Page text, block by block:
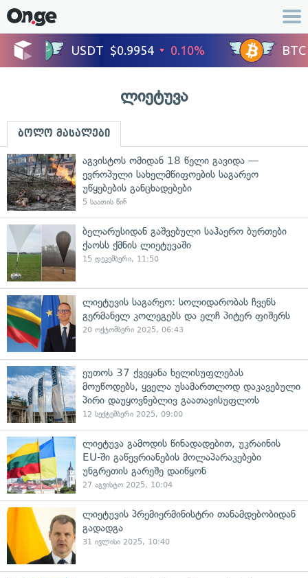
ლიეტუვა
ბოლო მასალები
აგვისტოს ომიდან 18 წელი გავიდა —
ევროპული სახელმწიფოების საგარეო
უწყებების განცხადებები
5 საათის წინ
ბელარუსიდან გაშვებული საჰაერო ბურთები
ქაოსს ქმნის ლიეტუვაში
15 დეკემბერი, 11:50
ლიეტუვის საგარეო: სოლიდარობას ჩვენს
გერმანელ კოლეგებს და ელჩ პიტერ ფიშერს
20 ოქტომბერი 2025, 06:43
ეუთოს 37 ქვეყანა ხელისუფლებას
მოუწოდებს, ყველა უსამართლოდ დაკავებული
პირი დაუყოვნებლივ გაათავისუფლოს
12 სექტემბერი 2025, 09:00
ლიეტუვა გამოდის წინადადებით, უკრაინის
EU-ში გაწევრიანების მოლაპარაკებები
უნგრეთის გარეშე დაიწყონ
27 აგვისტო 2025, 10:04
ლიეტუვის პრემიერმინისტრი თანამდებობიდან
გადადგა
31 ივლისი 2025, 10:40